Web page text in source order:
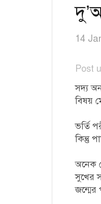
14
Post
সদ্য
বিষয়
ভর্তি
কিন্তু
অনেক
সুখের
জন্মের